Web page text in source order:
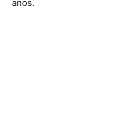
anos.